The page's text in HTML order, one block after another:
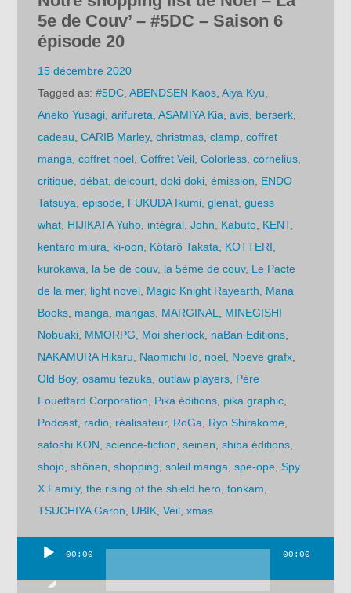
5e de Couv’ – #5DC – Saison 6
épisode 20
15 décembre 2020
Tagged as:#5DC ,ABENDSEN Kaos ,Aiya Kyū
Aneko Yusagi ,arifureta ,ASAMIYA Kia ,avis berserk
cadeau ,CARIB Marley,christmas ,clamp ,coffret
manga ,coffret noel ,Coffret Veil ,Colorless ,cornelius
critique ,débat ,delcourt ,doki doki ,émission
ENDO
Tatsuya ,episode FUKUDA Ikumi ,glenat ,guess
what HIJIKATA Yuho intégral ,John Kabuto KENT,
kentaro miura
ki-oon Kôtarô Takata KOTTERI
kurokawa
la 5e de couv, la 5ème de couv, Le Pacte
de la mer, light novel Magic Knight Rayearth
Mana
Books manga mangas MARGINAL
MINEGISHI
Nobuaki MMORPG Moi sherlock naBan Editions
NAKAMURA Hikaru
Naomichi Io noel Noeve grafx
Old Boy,osamu tezuka ,outlaw players Père
Fouettard Corporation
Pika éditions pika graphic
Podcast radio réalisateur, RoGa Ryo Shirakome
satoshi KON ,science-fiction ,seinen ,shiba éditions
shojo ,shônen ,shopping ,soleil manga ,spe-ope ,Spy
X Family,the rising of the shield hero ,tonkam
TSUCHIYA Garon
UBIK ,Veil ,xmas
00:00 00:00